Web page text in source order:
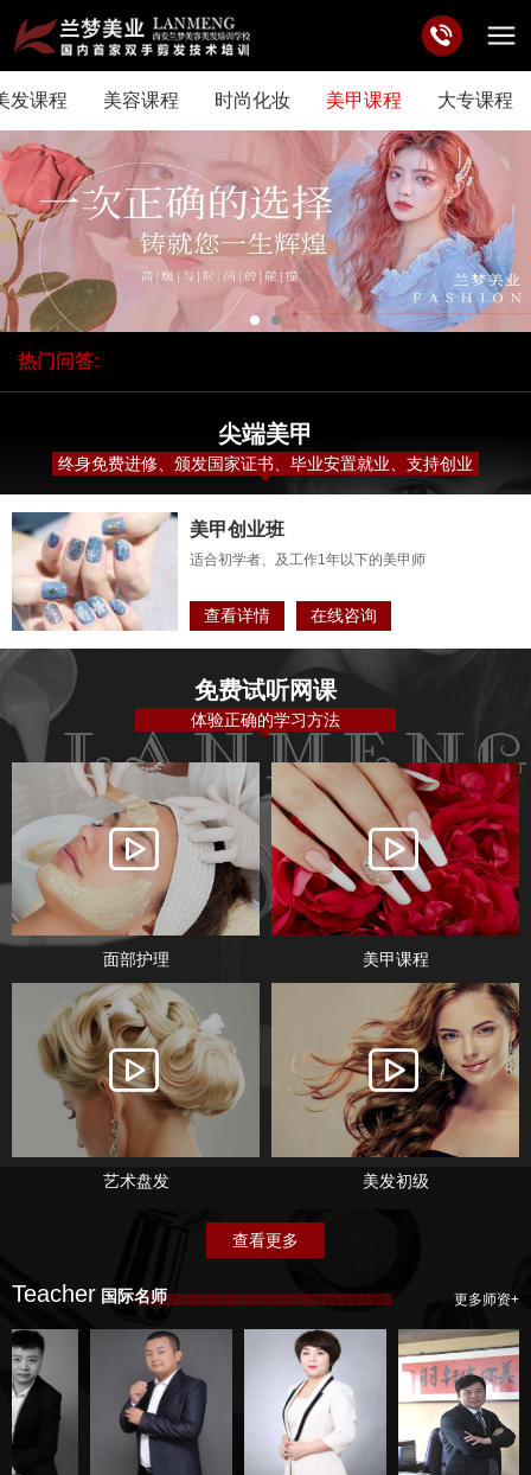
发课程 美容课程 时尚化妆 美甲课程 大专课程
热门问答:
尖端美甲
终身免费进修、颁发国家证书、毕业安置就业、支持创业
美甲创业班
适合初学者、及工作1年以下的美甲师
查看详情 在线咨询
免费试听网课
体验正确的学习方法
面部护理 美甲课程
艺术盘发 美发初级
查看更多
更多师资+
Teacher 国际名师